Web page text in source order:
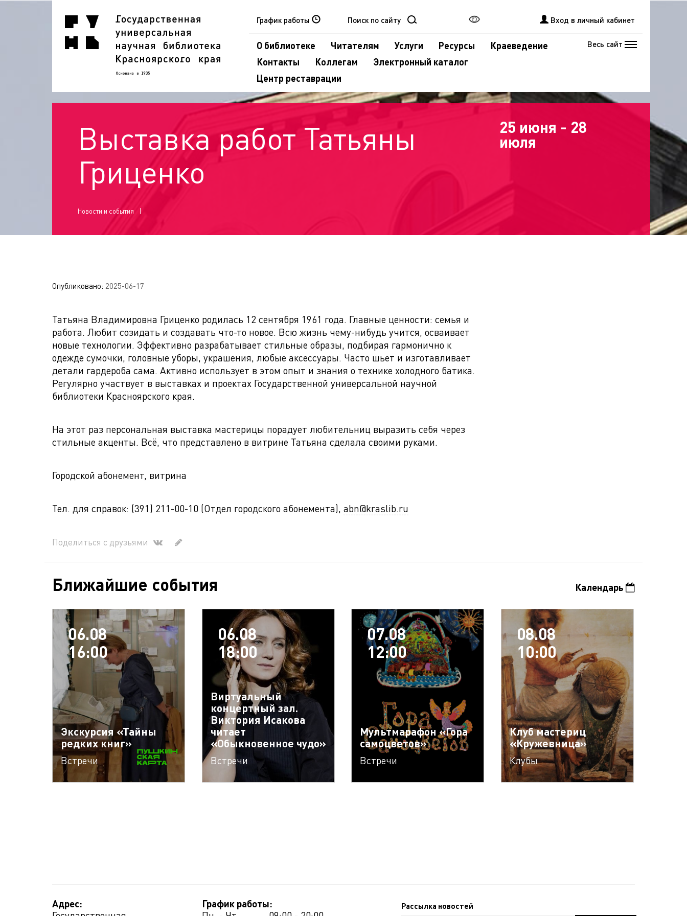
График работы Вход в личный кабинет
О библиотеке Читателям Услуги Ресурсы
Краеведение
Контакты
Коллегам
Электронный каталог
Центр реставрации
Весь сайт
Выставка работ Татьяны
Гриценко
25 июня - 28
июля
Новости и события
Опубликовано: 2025-06-17
Татьяна Владимировна Гриценко родилась 12 сентября 1961 года. Главные ценности: семья и
работа. Любит созидать и создавать что-то новое. Всю жизнь чему-нибудь учится, осваивает
новые технологии. Эффективно разрабатывает стильные образы, подбирая гармонично к
одежде сумочки, головные уборы, украшения, любые аксессуары. Часто шьет и изготавливает
детали гардероба сама. Активно использует в этом опыт и знания о технике холодного батика.
Регулярно участвует в выставках и проектах Государственной универсальной научной
библиотеки Красноярского края.
На этот раз персональная выставка мастерицы порадует любительниц выразить себя через
стильные акценты. Всё, что представлено в витрине Татьяна сделала своими руками.
Городской абонемент, витрина
Тел. для справок: (391) 211-00-10 (Отдел городского абонемента), abn@kraslib.ru
Поделиться с друзьями
Ближайшие события Календарь
06.08
16:00
Экскурсия «Тайны
редких книг»
Встречи
06.08
18:00
Виртуальный
концертный зал.
Виктория Исакова
читает
«Обыкновенное чудо»
Встречи
07.08
12:00
Мультмарафон «Гора
самоцветов»
Встречи
08.08
10:00
Клуб мастериц
«Кружевница»
Клубы
Адрес:
График работы:
Рассылка новостей